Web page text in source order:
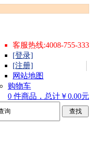
客服热线:4008-755-333
[登录]
[注册]
网站地图
购物车
0 件商品，总计￥0.00元